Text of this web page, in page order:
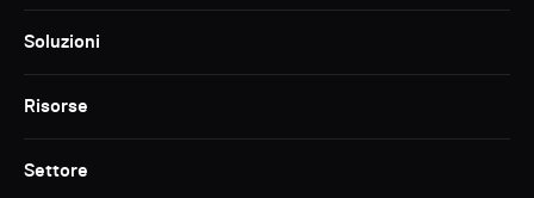
Soluzioni
Risorse
Settore